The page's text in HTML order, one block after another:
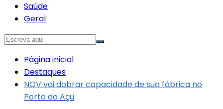
Saúde
Geral
Página inicial
Destaques
NOV vai dobrar capacidade de sua fábrica no
Porto do Açu